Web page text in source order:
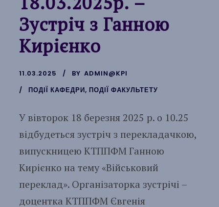
Зустріч з Ганною
Кирієнко
11.03.2025 BY ADMIN@KPI
ПОДІЇ КАФЕДРИ, ПОДІЇ ФАКУЛЬТЕТУ
У вівторок 18 березня 2025 р. о 10.25
відбудеться зустріч з перекладачкою,
випускницею КТППФМ Ганною
Кирієнко на тему «Військовий
переклад». Організаторка зустрічі –
доцентка КТППФМ Євгенія